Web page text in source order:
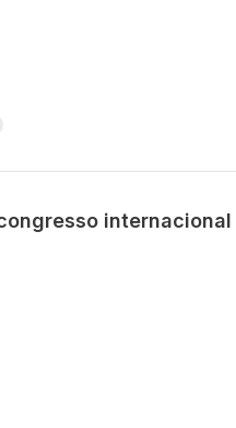
internacional